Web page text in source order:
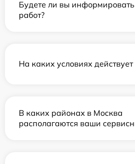
Будете ли вы
работ?
На каких условиях действует
В каких районах в Москва
располагаются ваши